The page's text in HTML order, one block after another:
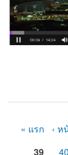
about มาทำ
« แรก ‹ ห
39
40